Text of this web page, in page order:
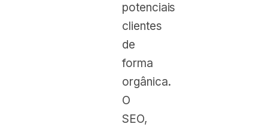
potenciais
clientes
de
forma
orgânica.
O
SEO,